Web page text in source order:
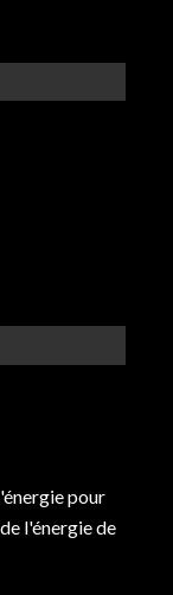
pour
l'énergie de